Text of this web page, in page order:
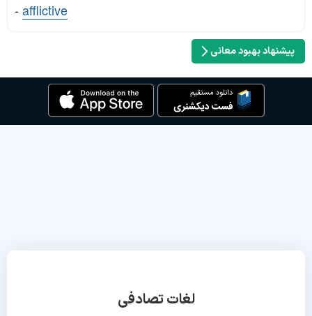
-afflictive
پیشنهاد بهبود معانی
لغات تصادفی